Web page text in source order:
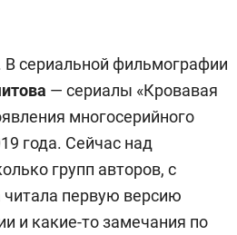
В сериальной фильмографии
— сериалы «Кровавая
многосерийного
года. Сейчас над
групп авторов, с
читала первую версию
и какие-то замечания по